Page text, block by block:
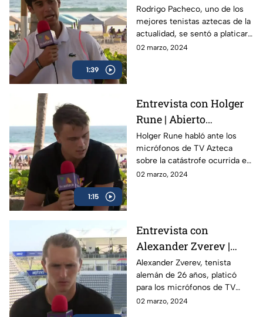
1:39
Mexicano de Tenis
Rodrigo Pacheco, uno de los
mejores tenistas aztecas de la
actualidad, se sentó a platicar
con TV Azteca previo al
02 marzo, 2024
1:15
Entrevista con Holger
Rune | Abierto
Mexicano de Tenis
Holger Rune habló ante los
micrófonos de TV Azteca
sobre la catástrofe ocurrida en
Acapulco y como el Abierto
02 marzo, 2024
Entrevista con
Alexander Zverev |
Abierto Mexicano de
Tenis
Alexander Zverev, tenista
alemán de 26 años, platicó
para los micrófonos de TV
Azteca Deportes durante su
02 marzo, 2024